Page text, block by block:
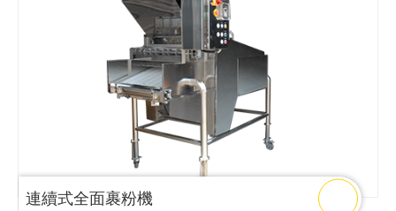
連續式全面裹粉機